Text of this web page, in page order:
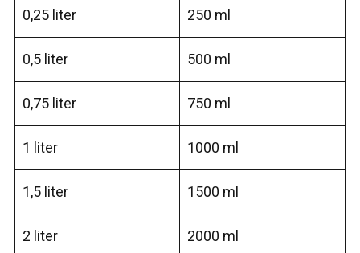
0,25 liter 250 ml
0,5 liter 500 ml
0,75 liter 750 ml
1 liter 1000 ml
1,5 liter 1500 ml
2 liter 2000 ml